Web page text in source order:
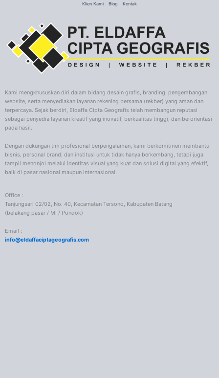
Klien Kami Blog Kontak
Kami mengkhususkan diri dalam bidang desain grafis, branding, pengembangan
website, serta menyediakan layanan rekening bersama (rekber) yang aman dan
terpercaya. Sejak berdiri, Eldaffa Cipta Geografis telah membangun reputasi
sebagai penyedia layanan kreatif yang inovatif, berkualitas tinggi, dan berorientasi
pada hasil.
Dengan dukungan tim profesional berpengalaman, kami berkomitmen membantu
bisnis, personal brand, dan institusi untuk tidak hanya berkembang, tetapi juga
tampil menonjol melalui identitas visual yang kuat dan solusi digital yang efektif,
baik di pasar nasional maupun internasional.
Office :
Tanjungsari 02/02, No. 40, Kecamatan Tersono, Kabupaten Batang
(belakang pasar / MI / Pondok)
Email :
info@eldaffaciptageografis.com